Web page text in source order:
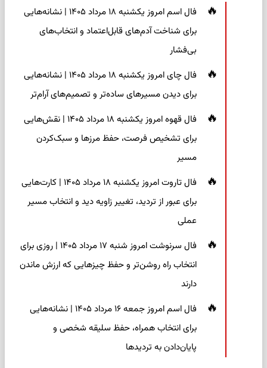
فال اسم امروز یکشنبه ۱۸ مرداد ۱۴۰۵ | نشانه‌هایی
برای شناخت آدم‌های قابل‌اعتماد و انتخاب‌های
بی‌فشار
فال چای امروز یکشنبه ۱۸ مرداد ۱۴۰۵ | نشانه‌هایی
برای دیدن مسیرهای ساده‌تر و تصمیم‌های آرام‌تر
فال قهوه امروز یکشنبه ۱۸ مرداد ۱۴۰۵ | نقش‌هایی
برای تشخیص فرصت، حفظ مرزها و سبک‌کردن
مسیر
فال تاروت امروز یکشنبه ۱۸ مرداد ۱۴۰۵ | کارت‌هایی
برای عبور از تردید، تغییر زاویه دید و انتخاب مسیر
عملی
فال سرنوشت امروز شنبه ۱۷ مرداد ۱۴۰۵ | روزی برای
انتخاب راه روشن‌تر و حفظ چیزهایی که ارزش ماندن
دارند
فال اسم امروز جمعه ۱۶ مرداد ۱۴۰۵ | نشانه‌هایی
برای انتخاب همراه، حفظ سلیقه شخصی و
پایان‌دادن به تردیدها